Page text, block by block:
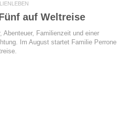
auf Weltreise
Abenteuer, Familienzeit und einer
Im August startet Familie Perrone